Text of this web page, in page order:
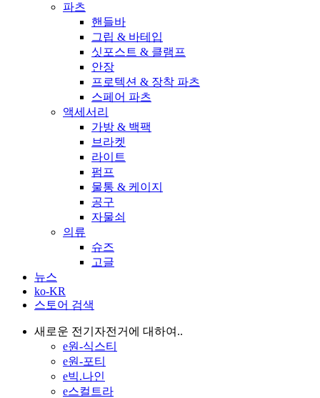
파츠
핸들바
그립 & 바테입
싯포스트 & 클램프
안장
프로텍션 & 장착 파츠
스페어 파츠
액세서리
가방 & 백팩
브라켓
라이트
펌프
물통 & 케이지
공구
자물쇠
의류
슈즈
고글
뉴스
ko-KR
스토어 검색
새로운 전기자전거에 대하여..
e원-식스티
e원-포티
e빅.나인
e스컬트라